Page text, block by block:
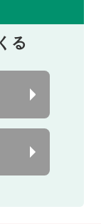
る